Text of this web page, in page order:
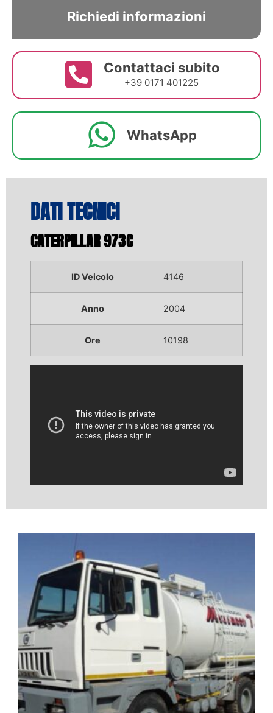
Richiedi informazioni
Contattaci subito
+39 0171 401225
WhatsApp
DATI TECNICI
CATERPILLAR 973C
ID Veicolo 4146
Anno 2004
Ore 10198